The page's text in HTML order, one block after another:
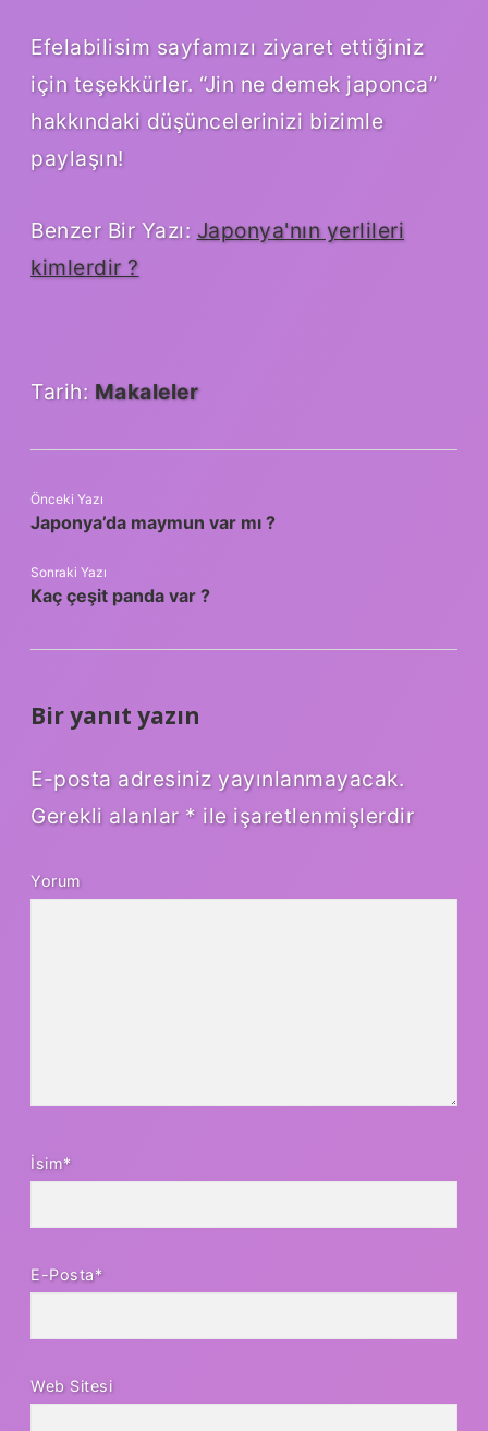
Efelabilisim sayfamızı ziyaret ettiğiniz
için teşekkürler. “Jin ne demek japonca”
hakkındaki düşüncelerinizi bizimle
paylaşın!
Benzer Bir Yazı: Japonya'nın yerlileri
kimlerdir ?
Tarih: Makaleler
Önceki Yazı
Japonya’da maymun var mı ?
Sonraki Yazı
Kaç çeşit panda var ?
Bir yanıt yazın
E-posta adresiniz yayınlanmayacak.
Gerekli alanlar * ile işaretlenmişlerdir
Yorum
İsim*
E-Posta*
Web Sitesi